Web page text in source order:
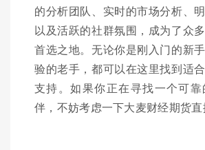
的分析团队、实时的市场分析、
以及活跃的社群氛围，成为了众
首选之地。无论你是刚入门的新
验的老手，都可以在这里找到适
支持。如果你正在寻找一个可
伴，不妨考虑一下大麦财经期货直